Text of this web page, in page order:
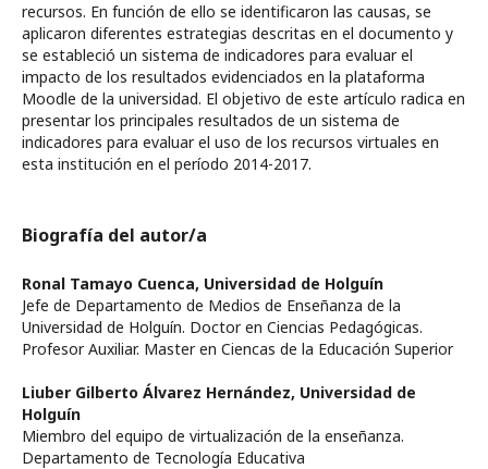
recursos. En función de ello se identificaron las causas, se
aplicaron diferentes estrategias descritas en el documento y
se estableció un sistema de indicadores para evaluar el
impacto de los resultados evidenciados en la plataforma
Moodle de la universidad. El objetivo de este artículo radica en
presentar los principales resultados de un sistema de
indicadores para evaluar el uso de los recursos virtuales en
esta institución en el período 2014-2017.
Biografía del autor/a
Ronal Tamayo Cuenca, Universidad de Holguín
Jefe de Departamento de Medios de Enseñanza de la
Universidad de Holguín. Doctor en Ciencias Pedagógicas.
Profesor Auxiliar. Master en Ciencas de la Educación Superior
Liuber Gilberto Álvarez Hernández, Universidad de
Holguín
Miembro del equipo de virtualización de la enseñanza.
Departamento de Tecnología Educativa